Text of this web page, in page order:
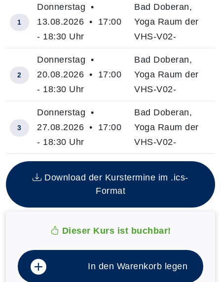
Insgesamt gibt es 3 Termine zum diesen Kurs
1
Donnerstag •
13.08.2026 • 17:00
- 18:30 Uhr
Bad Doberan,
Yoga Raum der
VHS-V02-
2
Donnerstag •
20.08.2026 • 17:00
- 18:30 Uhr
Bad Doberan,
Yoga Raum der
VHS-V02-
3
Donnerstag •
27.08.2026 • 17:00
- 18:30 Uhr
Bad Doberan,
Yoga Raum der
VHS-V02-
Download der Kurstermine im .ics-
Format
Dieser Kurs ist buchbar!
In den Warenkorb legen